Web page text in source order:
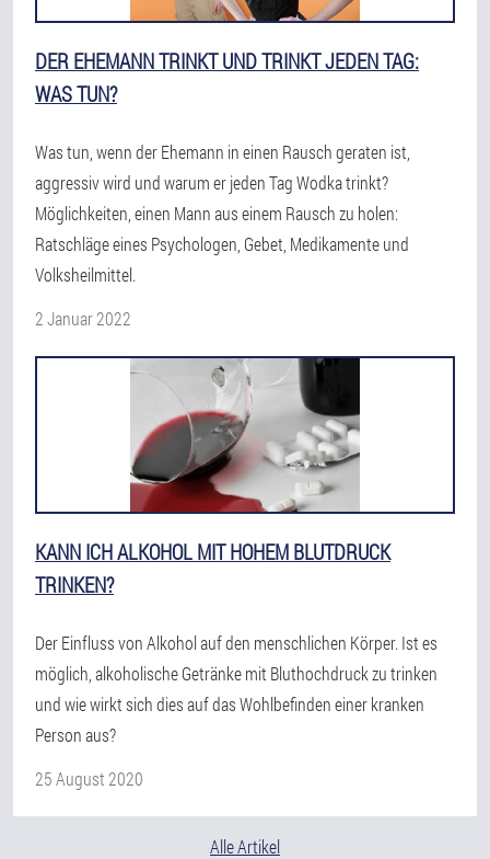
DER EHEMANN TRINKT UND TRINKT JEDEN TAG:
WAS TUN?
Was tun, wenn der Ehemann in einen Rausch geraten ist,
aggressiv wird und warum er jeden Tag Wodka trinkt?
Möglichkeiten, einen Mann aus einem Rausch zu holen:
Ratschläge eines Psychologen, Gebet, Medikamente und
Volksheilmittel.
2 Januar 2022
KANN ICH ALKOHOL MIT HOHEM BLUTDRUCK
TRINKEN?
Der Einfluss von Alkohol auf den menschlichen Körper. Ist es
möglich, alkoholische Getränke mit Bluthochdruck zu trinken
und wie wirkt sich dies auf das Wohlbefinden einer kranken
Person aus?
25 August 2020
Alle Artikel